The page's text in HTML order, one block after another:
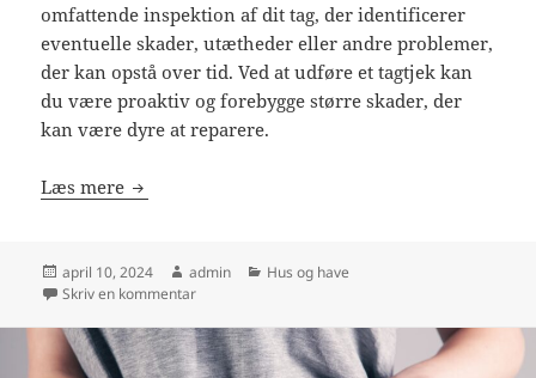
omfattende inspektion af dit tag, der identificerer
eventuelle skader, utætheder eller andre problemer,
der kan opstå over tid. Ved at udføre et tagtjek kan
du være proaktiv og forebygge større skader, der
kan være dyre at reparere.
Læs mere Hold taget i topform – det er vigtigt
Udgivet
i
april 10, 2024 Forfatter
admin Kategorier
Hus og have
Skriv en kommentartil Hold taget i topform – det er vigtigt